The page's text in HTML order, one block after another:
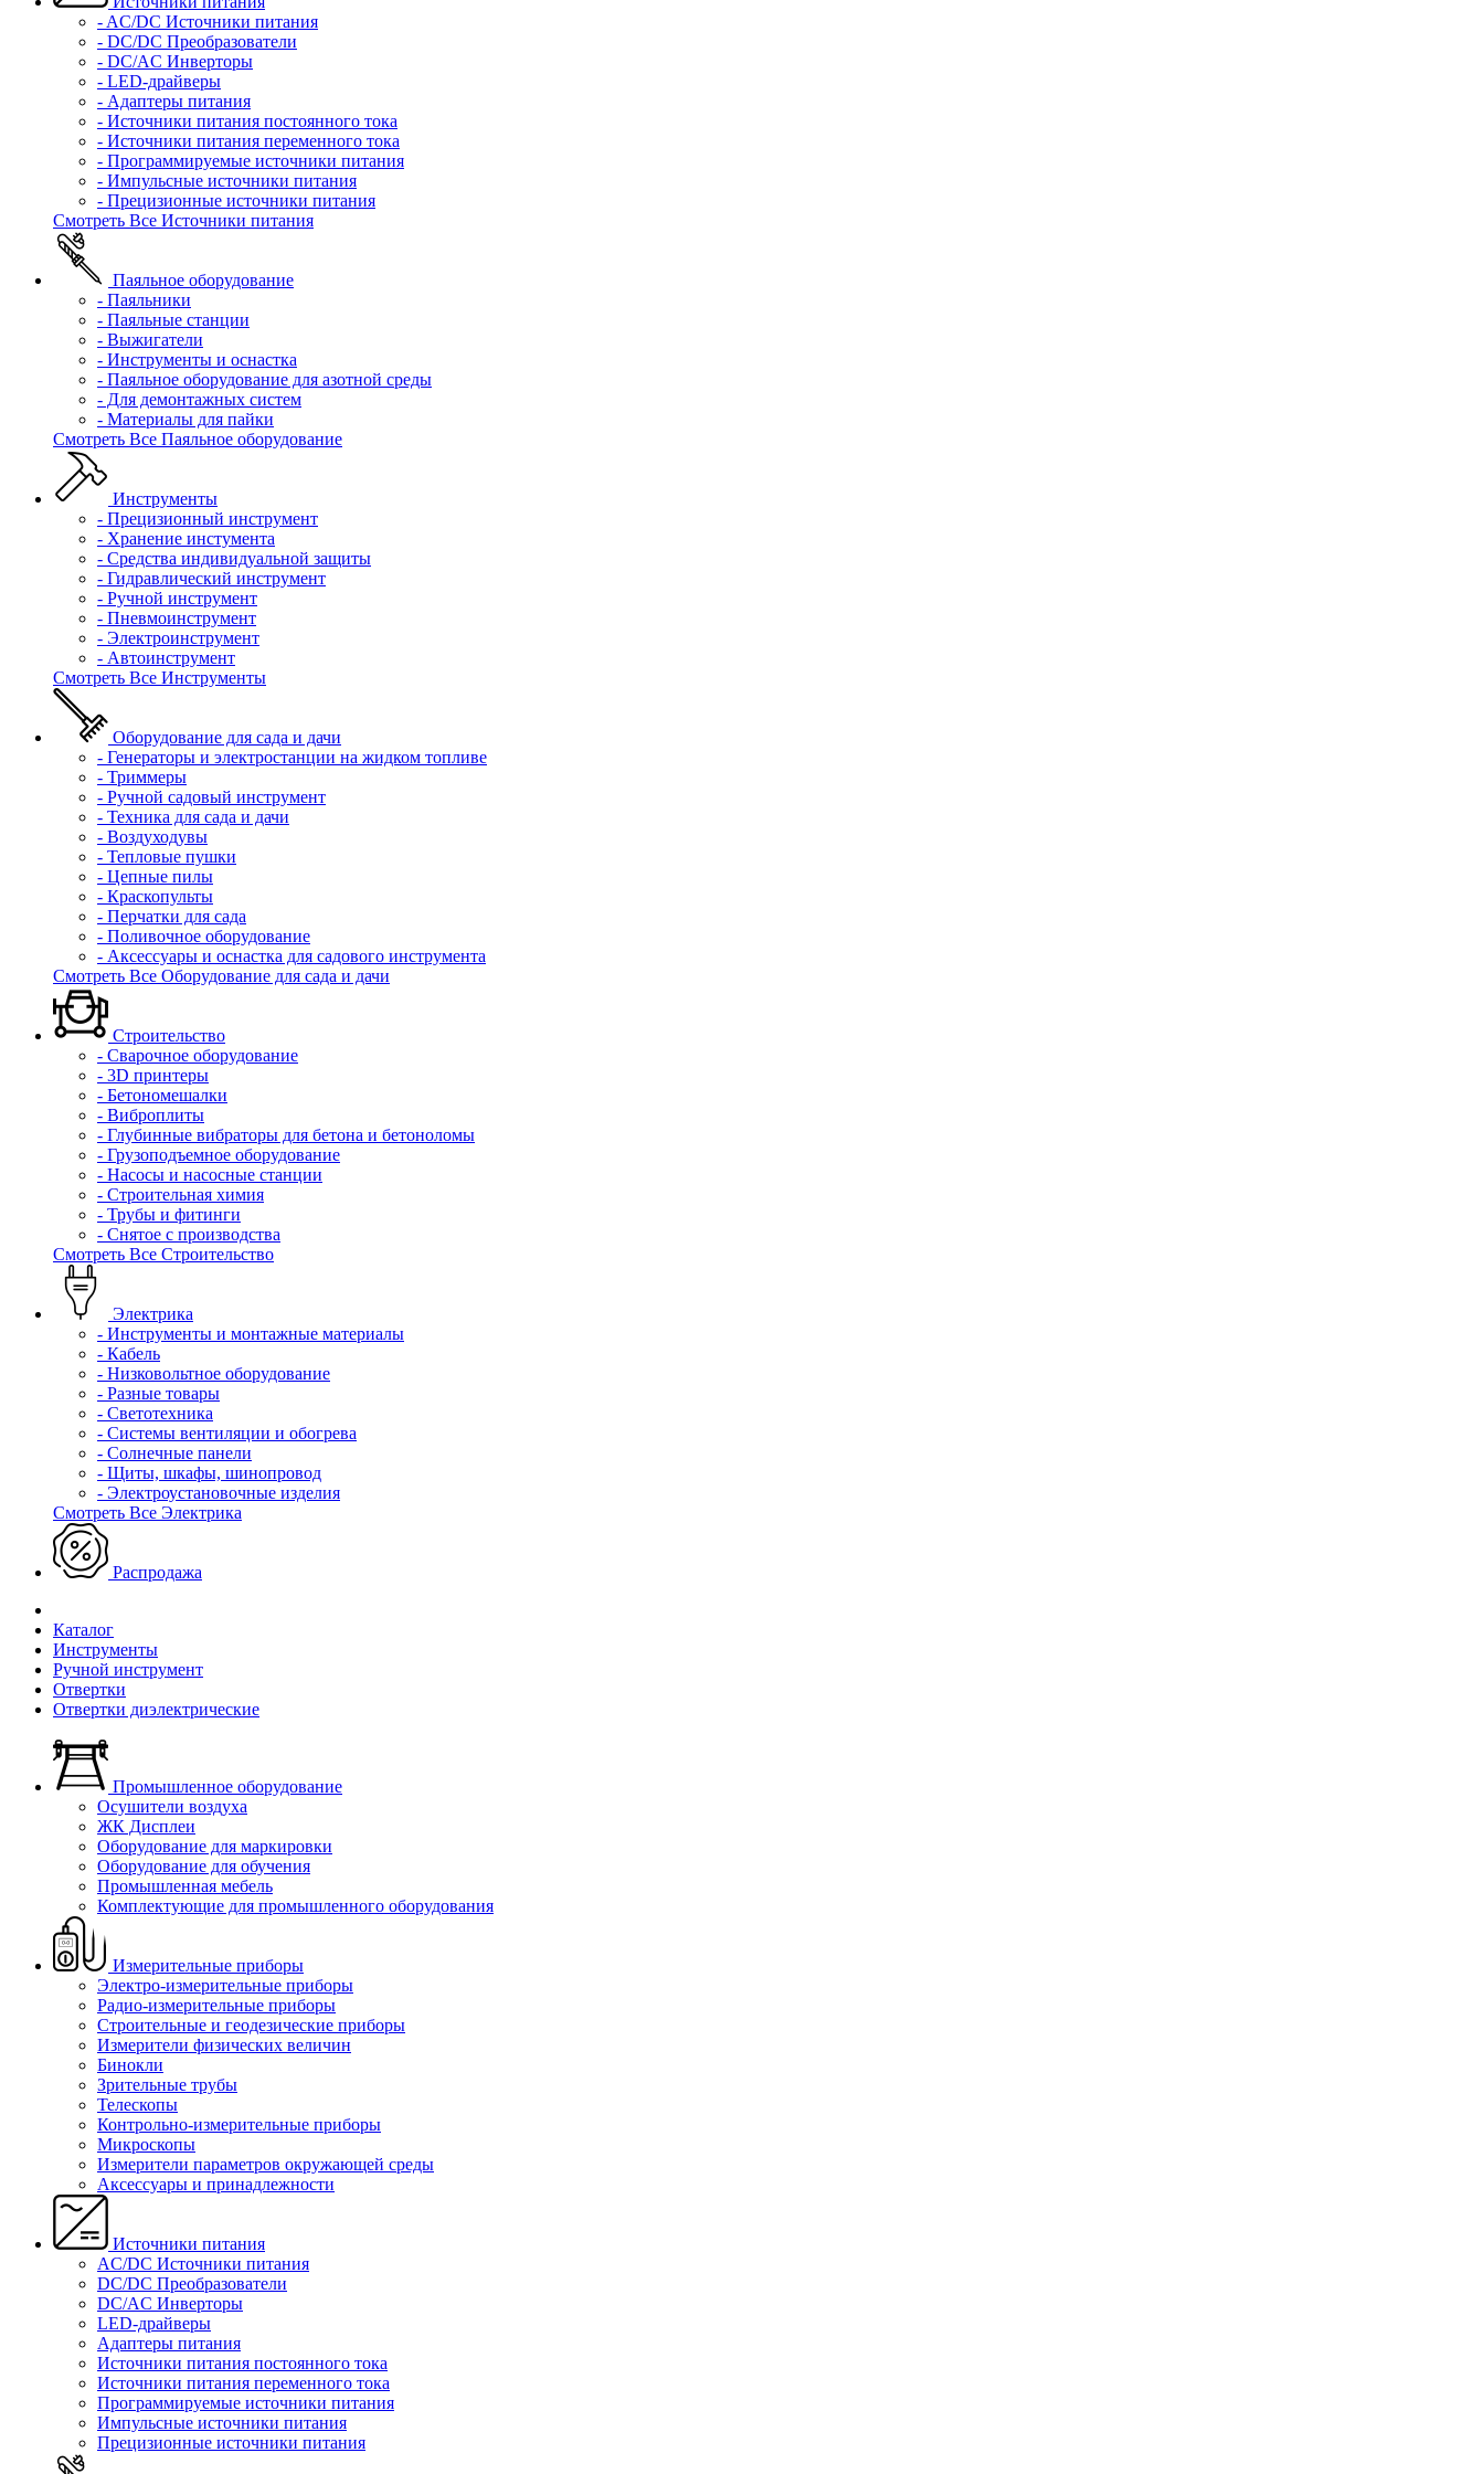
- AC/DC Источники питания
- DC/DC Преобразователи
- DC/AC Инверторы
- LED-драйверы
- Адаптеры питания
- Источники питания постоянного тока
- Источники питания переменного тока
- Программируемые источники питания
- Импульсные источники питания
- Прецизионные источники питания
Смотреть Все Источники питания
Паяльное оборудование
- Паяльники
- Паяльные станции
- Выжигатели
- Инструменты и оснастка
- Паяльное оборудование для азотной среды
- Для демонтажных систем
- Материалы для пайки
Смотреть Все Паяльное оборудование
Инструменты
- Прецизионный инструмент
- Хранение инстумента
- Средства индивидуальной защиты
- Гидравлический инструмент
- Ручной инструмент
- Пневмоинструмент
- Электроинструмент
- Автоинструмент
Смотреть Все Инструменты
Оборудование для сада и дачи
- Генераторы и электростанции на жидком топливе
- Триммеры
- Ручной садовый инструмент
- Техника для сада и дачи
- Воздуходувы
- Тепловые пушки
- Цепные пилы
- Краскопульты
- Перчатки для сада
- Поливочное оборудование
- Аксессуары и оснастка для садового инструмента
Смотреть Все Оборудование для сада и дачи
Строительство
- Сварочное оборудование
- 3D принтеры
- Бетономешалки
- Виброплиты
- Глубинные вибраторы для бетона и бетоноломы
- Грузоподъемное оборудование
- Насосы и насосные станции
- Строительная химия
- Трубы и фитинги
- Снятое с производства
Смотреть Все Строительство
Электрика
- Инструменты и монтажные материалы
- Кабель
- Низковольтное оборудование
- Разные товары
- Светотехника
- Системы вентиляции и обогрева
- Солнечные панели
- Щиты, шкафы, шинопровод
- Электроустановочные изделия
Смотреть Все Электрика
Распродажа
Каталог
Инструменты
Ручной инструмент
Отвертки
Отвертки диэлектрические
Промышленное оборудование
Осушители воздуха
ЖК Дисплеи
Оборудование для маркировки
Оборудование для обучения
Промышленная мебель
Комплектующие для промышленного оборудования
Измерительные приборы
Электро-измерительные приборы
Радио-измерительные приборы
Строительные и геодезические приборы
Измерители физических величин
Бинокли
Зрительные трубы
Телескопы
Контрольно-измерительные приборы
Микроскопы
Измерители параметров окружающей среды
Аксессуары и принадлежности
Источники питания
AC/DC Источники питания
DC/DC Преобразователи
DC/AC Инверторы
LED-драйверы
Адаптеры питания
Источники питания постоянного тока
Источники питания переменного тока
Программируемые источники питания
Импульсные источники питания
Прецизионные источники питания